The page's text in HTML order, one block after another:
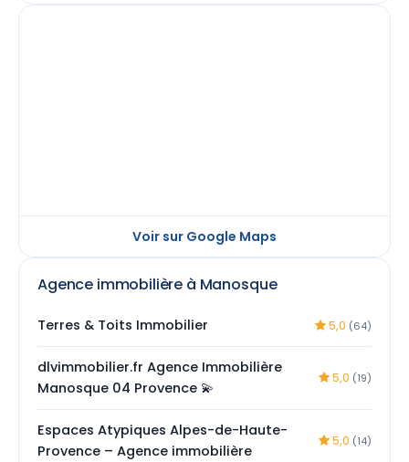
Voir sur Google Maps
Agence immobilière à Manosque
Terres & Toits Immobilier 5,0 (64)
dlvimmobilier.fr Agence Immobilière
Manosque 04 Provence 💫
5,0 (19)
Espaces Atypiques Alpes-de-Haute-
Provence – Agence immobilière
5,0 (14)